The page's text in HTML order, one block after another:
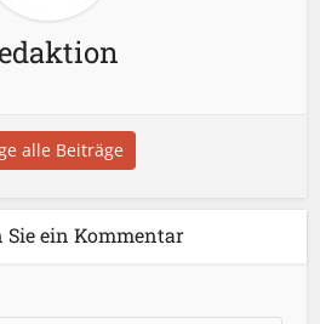
alle Beiträge
Sie ein Kommentar